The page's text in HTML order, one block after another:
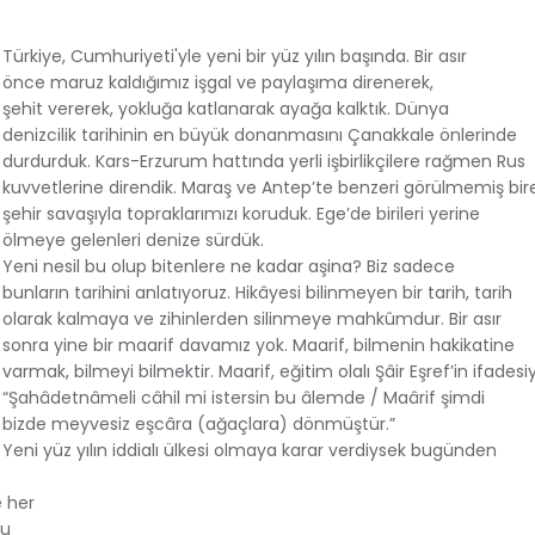
Türkiye, Cumhuriyeti'yle yeni bir yüz yılın başında. Bir asır
önce maruz kaldığımız işgal ve paylaşıma direnerek,
şehit vererek, yokluğa katlanarak ayağa kalktık. Dünya
denizcilik tarihinin en büyük donanmasını Çanakkale önlerinde
durdurduk. Kars-Erzurum hattında yerli işbirlikçilere rağmen Rus
kuvvetlerine direndik. Maraş ve Antep’te benzeri görülmemiş
şehir savaşıyla topraklarımızı koruduk. Ege’de birileri yerine
ölmeye gelenleri denize sürdük.
Yeni nesil bu olup bitenlere ne kadar aşina? Biz sadece
bunların tarihini anlatıyoruz. Hikâyesi bilinmeyen bir tarih, tarih
olarak kalmaya ve zihinlerden silinmeye mahkûmdur. Bir asır
sonra yine bir maarif davamız yok. Maarif, bilmenin hakikatine
varmak, bilmeyi bilmektir. Maarif, eğitim olalı Şâir Eşref’in
“Şahâdetnâmeli câhil mi istersin bu âlemde / Maârif şimdi
bizde meyvesiz eşcâra (ağaçlara) dönmüştür.”
Yeni yüz yılın iddialı ülkesi olmaya karar verdiysek bugünden
her